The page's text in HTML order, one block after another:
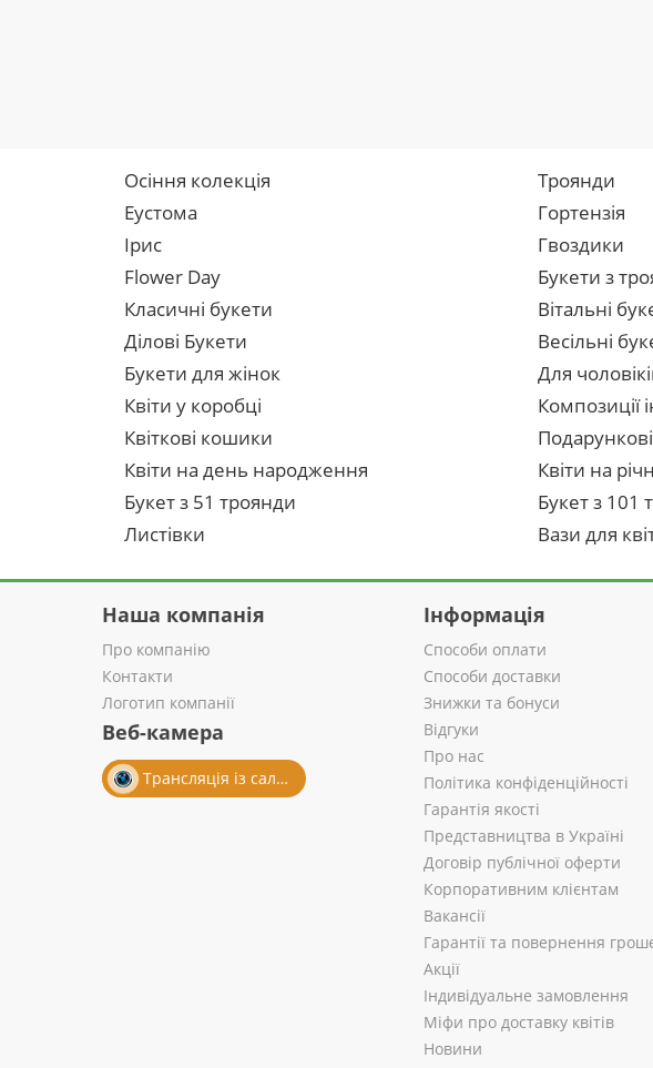
Осіння колекція Троянди
Еустома
Гортензія
Ірис
Гвоздики
Flower Day
Букети з
Класичні букети
Вітальні
Ділові Букети
Весільні
Букети для жінок
Для
Квіти у коробці
Композиції
Квіткові кошики
Квіти на день народження
Квіти на
Букет з 51 троянди
Букет з 101
Листівки
Вази для
Наша компанія
Про компанію
Контакти
Логотип компанії
Веб-камера
Трансляція із салону
Інформація
Способи оплати
Способи доставки
Знижки та бонуси
Відгуки
Про нас
Політика конфіденційності
Гарантія якості
Представництва в Україні
Договір публічної оферти
Корпоративним клієнтам
Вакансії
Гарантії та повернення
Акції
Індивідуальне замовлення
Міфи про доставку квітів
Новини